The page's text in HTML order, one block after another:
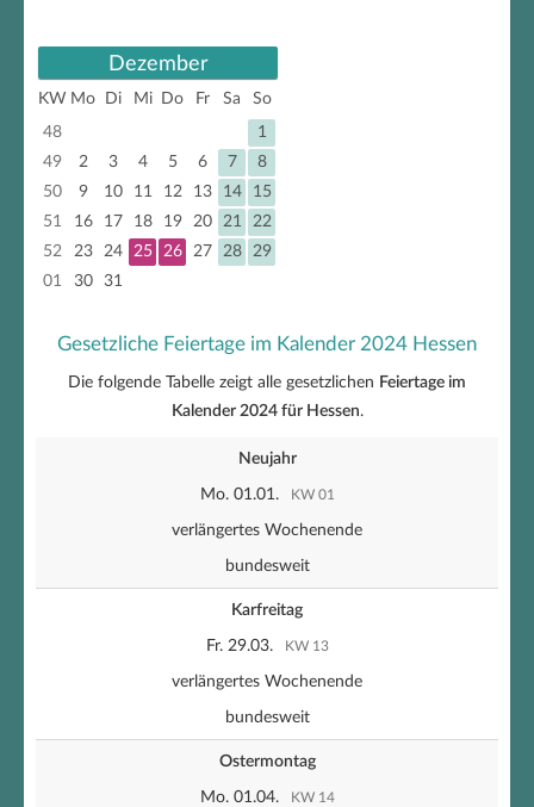
Dezember
KW Mo Di Mi Do Fr Sa
So
48
1
49
2 3 4 5 6 7
8
50
9 10 11 12 13 14
15
51
16 17 18 19 20 21
22
52
23 24 25 26 27 28
29
01
30 31
Gesetzliche Feiertage im Kalender 2024 Hessen
Die folgende Tabelle zeigt alle gesetzlichen Feiertage im
Kalender 2024 für Hessen.
Neujahr
Mo. 01.01. KW 01
verlängertes Wochenende
bundesweit
Karfreitag
Fr. 29.03. KW 13
verlängertes Wochenende
bundesweit
Ostermontag
Mo. 01.04. KW 14